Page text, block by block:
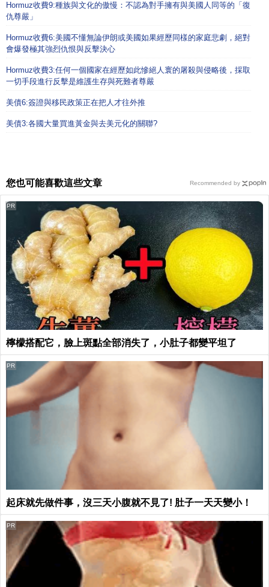
Hormuz收費9:種族與文化的傲慢：不認為對手擁有與美國人同等的「復
仇尊嚴」
Hormuz收費6:美國不懂無論伊朗或美國如果經歷同樣的家庭悲劇，絕對
會爆發極其強烈仇恨與反擊決心
Hormuz收費3:任何一個國家在經歷如此慘絕人寰的屠殺與侵略後，採取
一切手段進行反擊是維護生存與死難者尊嚴
美債6:簽證與移民政策正在把人才往外推
美債3:各國大量買進黃金與去美元化的關聯?
您也可能喜歡這些文章
檸檬搭配它，臉上斑點全部消失了，小肚子都變平坦了
PR
起床就先做件事，沒三天小腹就不見了! 肚子一天天變小！
PR
PR
Recommended by